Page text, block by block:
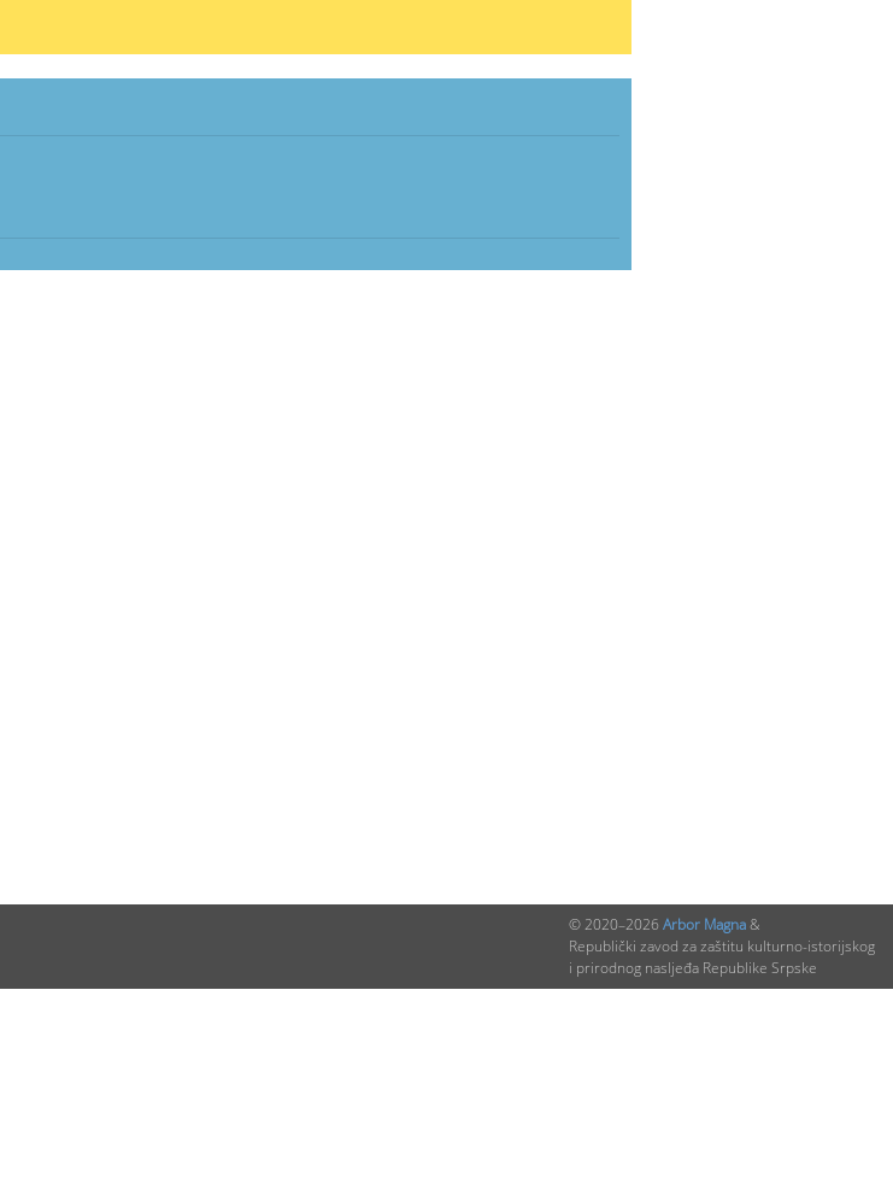
© 2020–2026 Arbor Magna&
Republički zavod za zaštitu kulturno-istorijskog
i prirodnog nasljeđa Republike Srpske